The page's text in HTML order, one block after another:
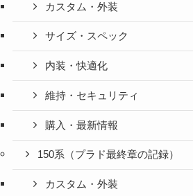
カスタム・外装
サイズ・スペック
内装・快適化
維持・セキュリティ
購入・最新情報
150系（プラド最終章の記録）
カスタム・外装